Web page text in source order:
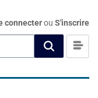
connecterou S'inscrire